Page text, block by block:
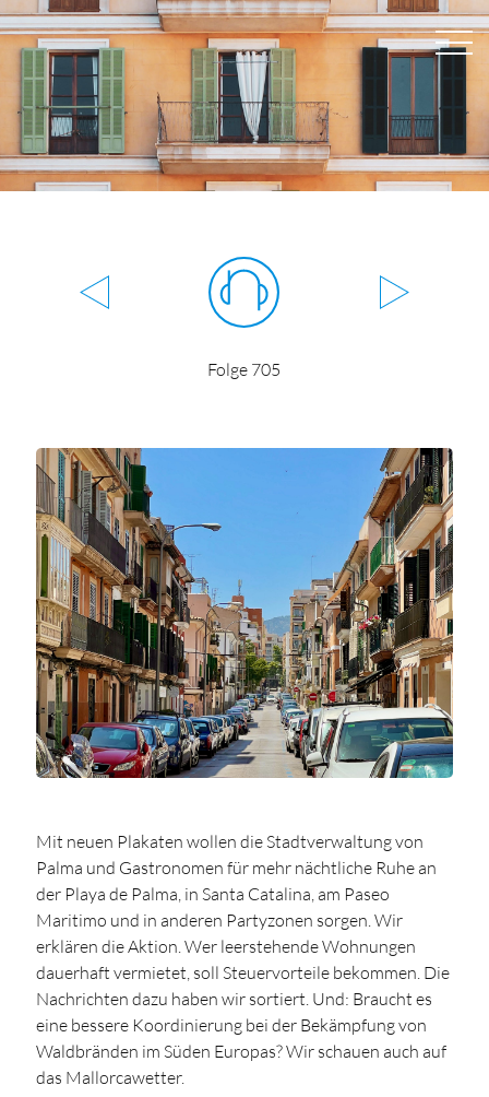
Folge 705
Mit neuen Plakaten wollen die Stadtverwaltung von
Palma und Gastronomen für mehr nächtliche Ruhe an
der Playa de Palma, in Santa Catalina, am Paseo
Maritimo und in anderen Partyzonen sorgen. Wir
erklären die Aktion. Wer leerstehende Wohnungen
dauerhaft vermietet, soll Steuervorteile bekommen. Die
Nachrichten dazu haben wir sortiert. Und: Braucht es
eine bessere Koordinierung bei der Bekämpfung von
Waldbränden im Süden Europas? Wir schauen auch auf
das Mallorcawetter.